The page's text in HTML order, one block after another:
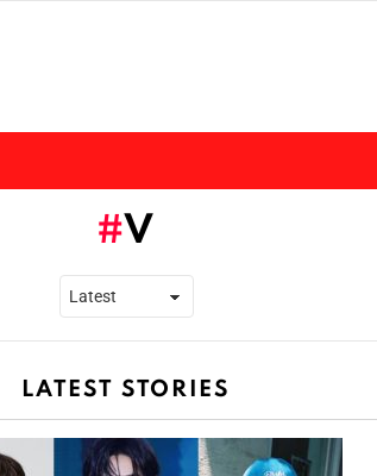
V
LATEST STORIES